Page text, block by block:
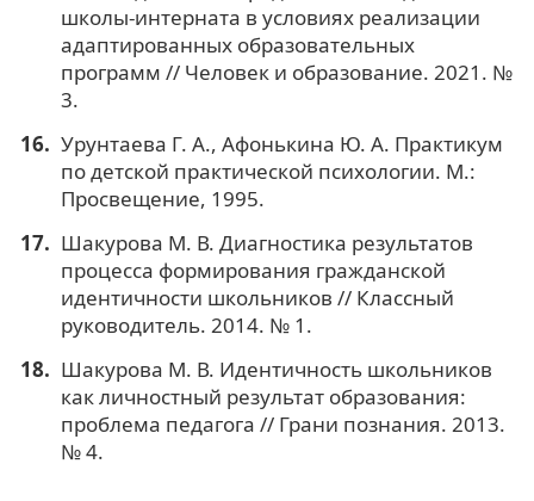
школы-интерната в условиях реализации
адаптированных образовательных
программ // Человек и образование. 2021. №
3.
Урунтаева Г. А., Афонькина Ю. А. Практикум
по детской практической психологии. М.:
Просвещение, 1995.
Шакурова М. В. Диагностика результатов
процесса формирования гражданской
идентичности школьников // Классный
руководитель. 2014. № 1.
Шакурова М. В. Идентичность школьников
как личностный результат образования:
проблема педагога // Грани познания. 2013.
№ 4.